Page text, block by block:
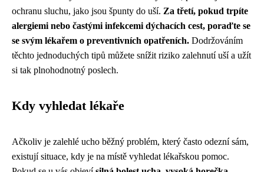
ochranu sluchu, jako jsou špunty do uší. Za třetí, pokud trpíte
alergiemi nebo častými infekcemi dýchacích cest, poraďte se
se svým lékařem o preventivních opatřeních. Dodržováním
těchto jednoduchých tipů můžete snížit riziko zalehnutí uší a užít
si tak plnohodnotný poslech.
Kdy vyhledat lékaře
Ačkoliv je zalehlé ucho běžný problém, který často odezní sám,
existují situace, kdy je na místě vyhledat lékařskou pomoc.